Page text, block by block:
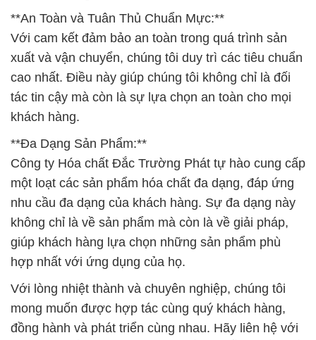
**An Toàn và Tuân Thủ Chuẩn Mực:**
Với cam kết đảm bảo an toàn trong quá trình sản
xuất và vận chuyển, chúng tôi duy trì các tiêu chuẩn
cao nhất. Điều này giúp chúng tôi không chỉ là đối
tác tin cậy mà còn là sự lựa chọn an toàn cho mọi
khách hàng.
**Đa Dạng Sản Phẩm:**
Công ty Hóa chất Đắc Trường Phát tự hào cung cấp
một loạt các sản phẩm hóa chất đa dạng, đáp ứng
nhu cầu đa dạng của khách hàng. Sự đa dạng này
không chỉ là về sản phẩm mà còn là về giải pháp,
giúp khách hàng lựa chọn những sản phẩm phù
hợp nhất với ứng dụng của họ.
Với lòng nhiệt thành và chuyên nghiệp, chúng tôi
mong muốn được hợp tác cùng quý khách hàng,
đồng hành và phát triển cùng nhau. Hãy liên hệ với